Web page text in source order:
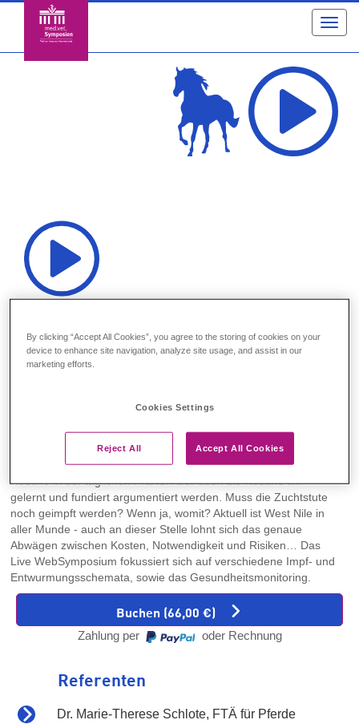
WebSymposium: Impfung,
Entwurmung und
beim Pferd
Das Gesundheitsmonitoring, Entwurmungen und Impfungen sind
Routine in der täglichen Praxis. Aber auch die Routine will
gelernt und fundiert argumentiert werden. Muss die Zuchtstute
noch geimpft werden? Wenn ja, womit? Aktuell ist West Nile in
aller Munde - auch an dieser Stelle lohnt sich das genaue
Abwägen zwischen Kosten, Notwendigkeit und Risiken… Das
Live WebSymposium fokussiert sich auf verschiedene Impf- und
Entwurmungsschemata, sowie das Gesundheitsmonitoring.
Buchen (66,00 €)
Zahlung per oder Rechnung
Referenten
Dr. Marie-Therese Schlote, FTÄ für Pferde
By clicking “Accept All Cookies”, you agree to the storing of cookies on your
device to enhance site navigation, analyze site usage, and assist in our
marketing efforts.
Cookies Settings
Reject All Accept All Cookies